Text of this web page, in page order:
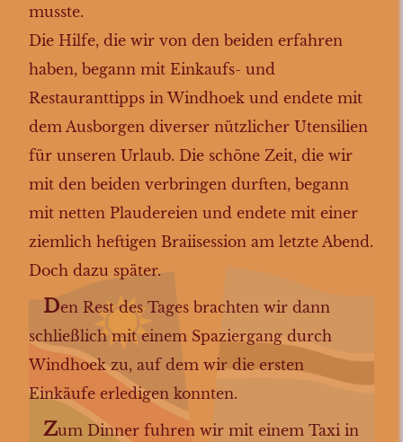
musste.
Die Hilfe, die wir von den beiden erfahren
haben, begann mit Einkaufs- und
Restauranttipps in Windhoek und endete mit
dem Ausborgen diverser nützlicher Utensilien
für unseren Urlaub. Die schöne Zeit, die wir
mit den beiden verbringen durften, begann
mit netten Plaudereien und endete mit einer
ziemlich heftigen Braiisession am letzte Abend.
Doch dazu später.
Den Rest des Tages brachten wir dann
schließlich mit einem Spaziergang durch
Windhoek zu, auf dem wir die ersten
Einkäufe erledigen konnten.
Zum Dinner fuhren wir mit einem Taxi in